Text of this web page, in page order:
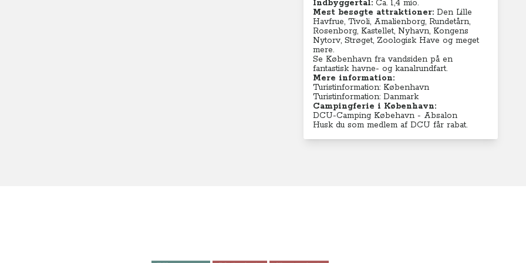
Indbyggertal: Ca. 1,4 mio.
Mest besøgte attraktioner: Den Lille
Havfrue, Tivoli, Amalienborg, Rundetårn,
Rosenborg, Kastellet, Nyhavn, Kongens
Nytorv, Strøget, Zoologisk Have og meget
mere.
Se København fra vandsiden på en
fantastisk havne- og kanalrundfart.
Mere information:
Turistinformation: København
Turistinformation: Danmark
Campingferie i København:
DCU-Camping Købehavn - Absalon
Husk du som medlem af DCU får rabat.